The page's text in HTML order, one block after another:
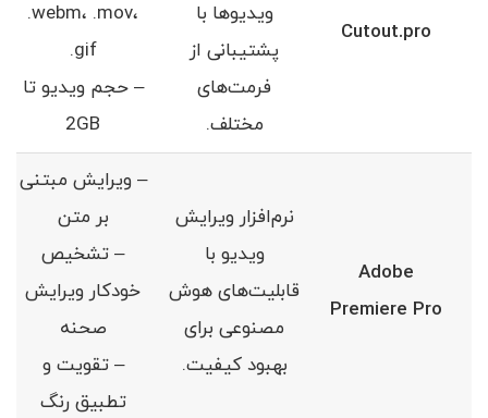
Cutout.pro
ویدیوها با
پشتیبانی از
فرمت‌های
مختلف.
.webm، .mov،
.gif
– حجم ویدیو تا
2GB
Adobe
Premiere Pro
نرم‌افزار ویرایش
ویدیو با
قابلیت‌های هوش
مصنوعی برای
بهبود کیفیت.
– ویرایش مبتنی
بر متن
– تشخیص
خودکار ویرایش
صحنه
– تقویت و
تطبیق رنگ